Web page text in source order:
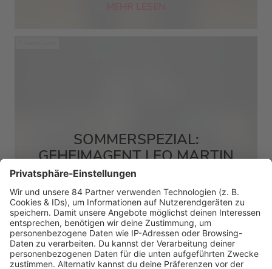
MEHR LESEN
SOMMERSPEZIAL:
GEHEIMAGENT LEO MARTIN
MEHR LESEN